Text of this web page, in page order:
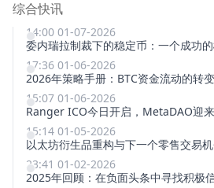
综合快讯
14:00 01-07-2026
委内瑞拉制裁下的稳定币：一个成功
17:36 01-06-2026
2026年策略手册：BTC资金流动的转变
15:07 01-06-2026
Ranger ICO今日开启，MetaDAO迎
15:14 01-05-2026
以太坊衍生品重构与下一个零售交易
23:41 01-02-2026
2025年回顾：在负面头条中寻找积极